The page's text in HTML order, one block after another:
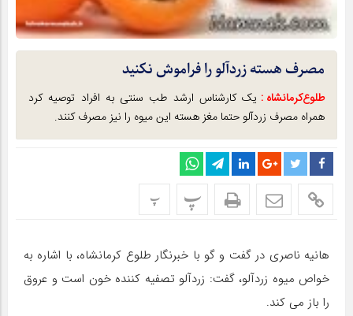
مصرف هسته زردآلو را فراموش نکنید
طلوع‌‌کرمانشاه : یک کارشناس ارشد طب سنتی به افراد توصیه کرد
همراه مصرف زردآلو حتما مغز هسته این میوه را نیز مصرف کنند.
پ پ
هانیه ناصری در گفت و گو با خبرنگار طلوع کرمانشاه، با اشاره به
خواص میوه زردآلو، گفت: زردآلو تصفیه کننده خون است و عروق
را باز می کند.